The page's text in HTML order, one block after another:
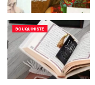
BOUQUINISTE